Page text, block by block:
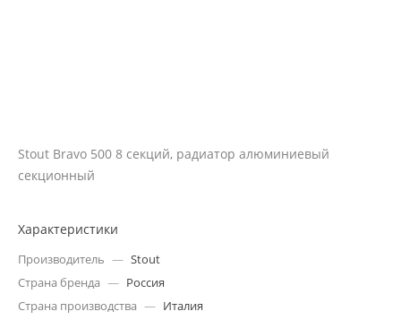
Stout Bravo 500 8 секций, радиатор алюминиевый
секционный
Характеристики
Производитель — Stout
Страна бренда — Россия
Страна производства — Италия